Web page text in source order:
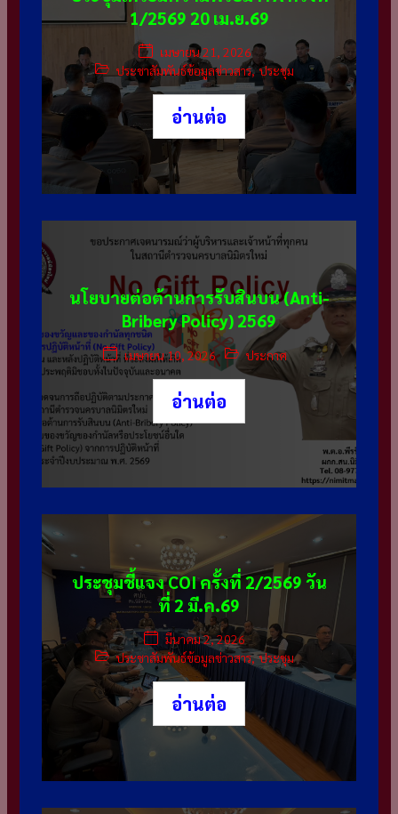
1/2569 20 เม.ย.69
เมษายน 21, 2026
ประชาสัมพันธ์ข้อมูลข่าวสาร, ประชุม
อ่านต่อ
นโยบายต่อต้านการรับสินบน (Anti-
Bribery Policy) 2569
เมษายน 10, 2026 ประกาศ
อ่านต่อ
ประชุมชี้แจง COI ครั้งที่ 2/2569 วัน
ที่ 2 มี.ค.69
มีนาคม 2, 2026
ประชาสัมพันธ์ข้อมูลข่าวสาร, ประชุม
อ่านต่อ